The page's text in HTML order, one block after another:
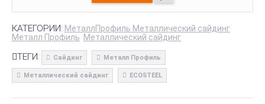
КАТЕГОРИИ: МеталлПрофиль Металлический сайдинг
Металл Профиль Металлический сайдинг
ТЕГИ: Сайдинг Металл Профиль
Металлический сайдинг ECOSTEEL